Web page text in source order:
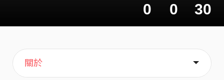
0 0 30
主頁
歌單
喜歡
關於